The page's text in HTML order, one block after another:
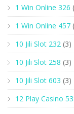
1 Win Online 326
1 Win Online 457
10 Jili Slot 232 (3)
10 Jili Slot 258 (3)
10 Jili Slot 603 (3)
12 Play Casino